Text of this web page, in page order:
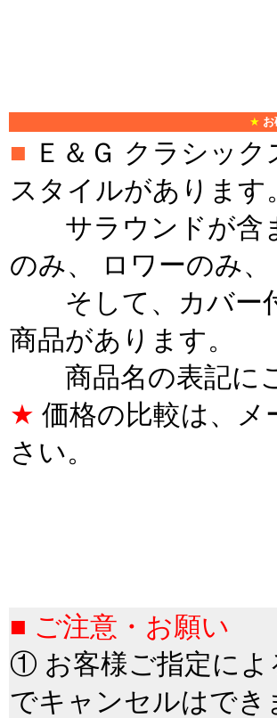
★ お
■ Ｅ＆Ｇ クラシッ
スタイルがあります
サラウンドが含
のみ、 ロワーのみ、
そして、カバー
商品があります。
商品名の表記に
★ 価格の比較は、メ
さい。
■ ご注意・お願い
① お客様ご指定によ
でキャンセルはでき